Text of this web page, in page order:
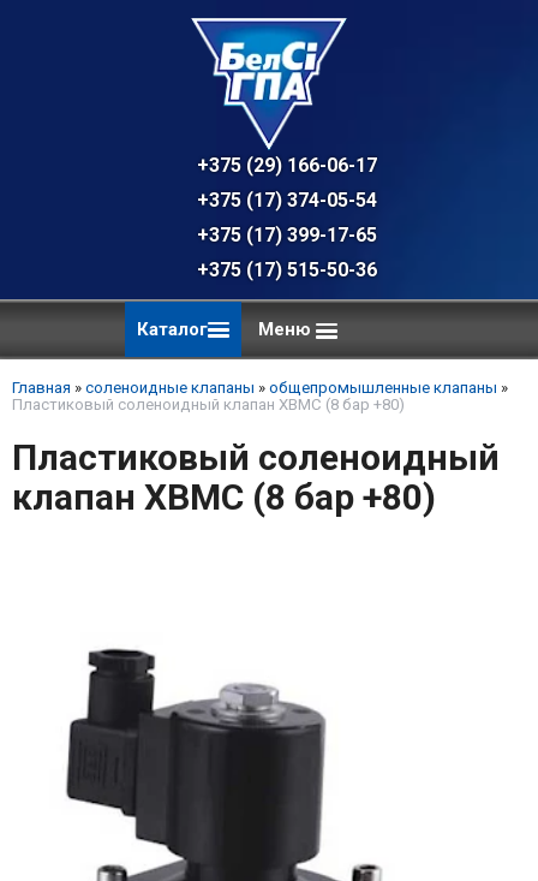
+375 (29) 166-06-17 - техническая
+375 (17) 374-05-54 - общий отдел,
+375 (17) 399-17-65
+375 (17) 515-50-36
Каталог Меню
Главная » соленоидные клапаны » общепромышленные клапаны »
Пластиковый соленоидный клапан XBMC (8 бар +80)
Пластиковый соленоидный
клапан XBMC (8 бар +80)